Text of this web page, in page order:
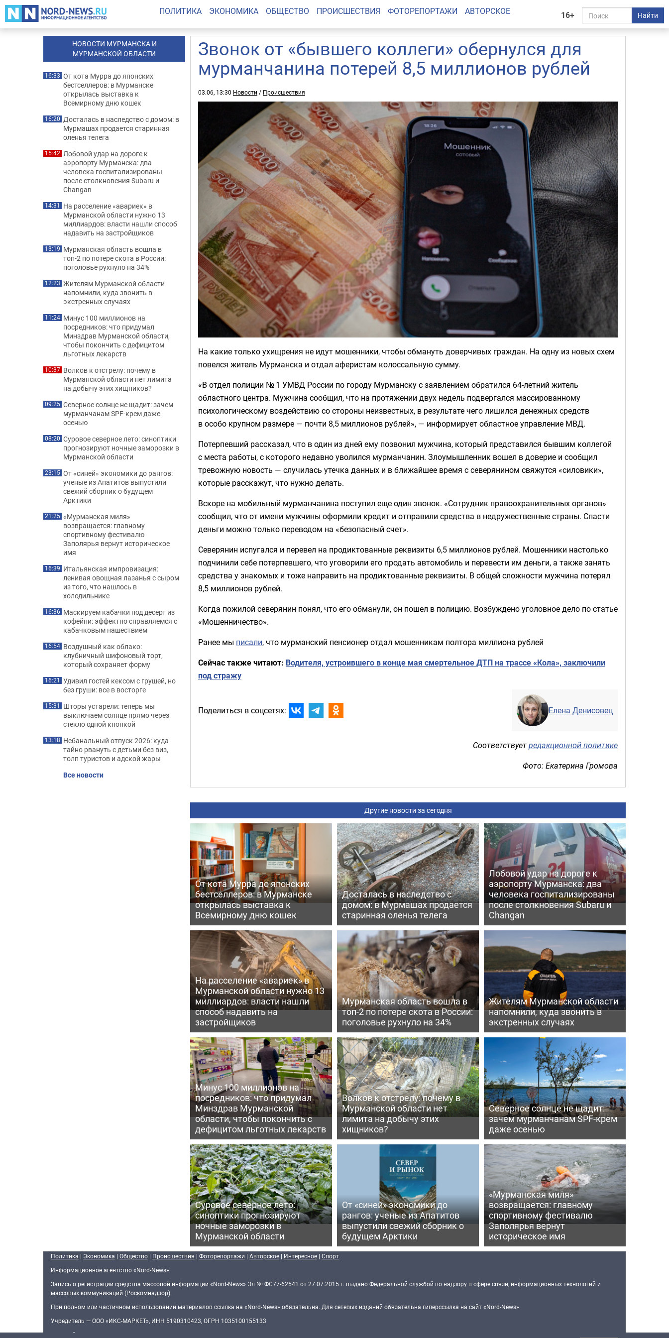
16+ Найти
ПОЛИТИКА ЭКОНОМИКА ОБЩЕСТВО ПРОИСШЕСТВИЯ ФОТОРЕПОРТАЖИ АВТОРСКОЕ
Звонок от «бывшего коллеги» обернулся для
мурманчанина потерей 8,5 миллионов рублей
03.06, 13:30 Новости / Происшествия
На какие только ухищрения не идут мошенники, чтобы обмануть доверчивых граждан. На одну из новых схем
повелся житель Мурманска и отдал аферистам колоссальную сумму.
«В отдел полиции № 1 УМВД России по городу Мурманску с заявлением обратился 64-летний житель
областного центра. Мужчина сообщил, что на протяжении двух недель подвергался массированному
психологическому воздействию со стороны неизвестных, в результате чего лишился денежных средств
в особо крупном размере — почти 8,5 миллионов рублей», — информирует областное управление МВД.
Потерпевший рассказал, что в один из дней ему позвонил мужчина, который представился бывшим коллегой
с места работы, с которого недавно уволился мурманчанин. Злоумышленник вошел в доверие и сообщил
тревожную новость — случилась утечка данных и в ближайшее время с северянином свяжутся «силовики»,
которые расскажут, что нужно делать.
Вскоре на мобильный мурманчанина поступил еще один звонок. «Сотрудник правоохранительных органов»
сообщил, что от имени мужчины оформили кредит и отправили средства в недружественные страны. Спасти
деньги можно только переводом на «безопасный счет».
Северянин испугался и перевел на продиктованные реквизиты 6,5 миллионов рублей. Мошенники настолько
подчинили себе потерпевшего, что уговорили его продать автомобиль и перевести им деньги, а также занять
средства у знакомых и тоже направить на продиктованные реквизиты. В общей сложности мужчина потерял
8,5 миллионов рублей.
Когда пожилой северянин понял, что его обманули, он пошел в полицию. Возбуждено уголовное дело по статье
«Мошенничество».
Ранее мы писали, что мурманский пенсионер отдал мошенникам полтора миллиона рублей
Сейчас также читают: Водителя, устроившего в конце мая смертельное ДТП на трассе «Кола», заключили
под стражу
Поделиться в соцсетях: Елена Денисовец
Соответствуетредакционной политике
Фото: Екатерина Громова
Другие новости за сегодня
От кота Мурра до японских
бестселлеров: в Мурманске
открылась выставка к
Всемирному дню кошек
Досталась в наследство с
домом: в Мурмашах продается
старинная оленья телега
Лобовой удар на дороге к
аэропорту Мурманска: два
человека госпитализированы
после столкновения Subaru и
Changan
На расселение «авариек» в
Мурманской области нужно 13
миллиардов: власти нашли
способ надавить на
застройщиков
Мурманская область вошла в
топ-2 по потере скота в России:
поголовье рухнуло на 34%
Жителям Мурманской области
напомнили, куда звонить в
экстренных случаях
Минус 100 миллионов на
посредников: что придумал
Минздрав Мурманской
области, чтобы покончить с
дефицитом льготных лекарств
Волков к отстрелу: почему в
Мурманской области нет
лимита на добычу этих
хищников?
Северное солнце не щадит:
зачем мурманчанам SPF-крем
даже осенью
Суровое северное лето:
синоптики прогнозируют
ночные заморозки в
Мурманской области
От «синей» экономики до
рангов: ученые из Апатитов
выпустили свежий сборник о
будущем Арктики
«Мурманская миля»
возвращается: главному
спортивному фестивалю
Заполярья вернут
историческое имя
НОВОСТИ МУРМАНСКА И
МУРМАНСКОЙ ОБЛАСТИ
16:33 От кота Мурра до японских
бестселлеров: в Мурманске
открылась выставка к
Всемирному дню кошек
16:20 Досталась в наследство с домом: в
Мурмашах продается старинная
оленья телега
15:42 Лобовой удар на дороге к
аэропорту Мурманска: два
человека госпитализированы
после столкновения Subaru и
Changan
14:31 На расселение «авариек» в
Мурманской области нужно 13
миллиардов: власти нашли способ
надавить на застройщиков
13:19 Мурманская область вошла в
топ-2 по потере скота в России:
поголовье рухнуло на 34%
12:23 Жителям Мурманской области
напомнили, куда звонить в
экстренных случаях
11:24 Минус 100 миллионов на
посредников: что придумал
Минздрав Мурманской области,
чтобы покончить с дефицитом
льготных лекарств
10:37 Волков к отстрелу: почему в
Мурманской области нет лимита
на добычу этих хищников?
09:25 Северное солнце не щадит: зачем
мурманчанам SPF-крем даже
осенью
08:20 Суровое северное лето: синоптики
прогнозируют ночные заморозки в
Мурманской области
23:15 От «синей» экономики до рангов:
ученые из Апатитов выпустили
свежий сборник о будущем
Арктики
21:25 «Мурманская миля»
возвращается: главному
спортивному фестивалю
Заполярья вернут историческое
имя
16:39 Итальянская импровизация:
ленивая овощная лазанья с сыром
из того, что нашлось в
холодильнике
16:36 Маскируем кабачки под десерт из
кофейни: эффектно справляемся с
кабачковым нашествием
16:54 Воздушный как облако:
клубничный шифоновый торт,
который сохраняет форму
16:21 Удивил гостей кексом с грушей, но
без груши: все в восторге
15:31 Шторы устарели: теперь мы
выключаем солнце прямо через
стекло одной кнопкой
13:18 Небанальный отпуск 2026: куда
тайно рвануть с детьми без виз,
толп туристов и адской жары
Все новости
Политика | Экономика | Общество | Происшествия | Фоторепортажи | Авторское | Интересное | Спорт
Информационное агентство «Nord-News»
Запись о регистрации средства массовой информации «Nord-News» Эл № ФС77-62541 от 27.07.2015 г. выдано Федеральной службой по надзору в сфере связи, информационных технологий и
массовых коммуникаций (Роскомнадзор).
При полном или частичном использовании материалов ссылка на «Nord-News» обязательна. Для сетевых изданий обязательна гиперссылка на сайт «Nord-News».
Учредитель — ООО «ИКС-МАРКЕТ», ИНН 5190310423, ОГРН 1035100155133
Главный редактор — Голямин Максим Сергеевич